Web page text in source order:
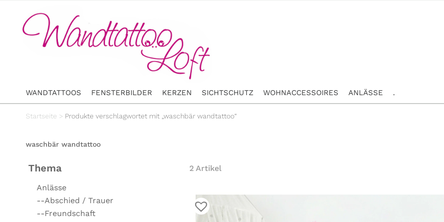
WANDTATTOOS FENSTERBILDER KERZEN SICHTSCHUTZ WOHNACCESSOIRES ANLÄSSE .
Startseite > Produkte verschlagwortet mit „waschbär wandtattoo“
waschbär wandtattoo
Thema
Anlässe
--Abschied / Trauer
--Freundschaft
2 Artikel